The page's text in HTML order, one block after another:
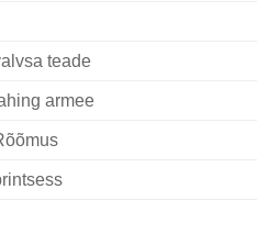
teade
armee